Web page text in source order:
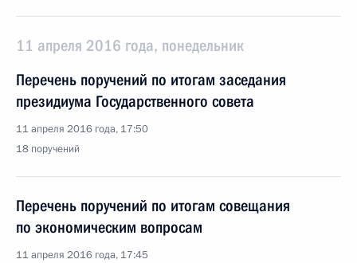
11 апреля 2016 года, понедельник
Перечень поручений по итогам заседания
президиума Государственного совета
11 апреля 2016 года, 17:50
18 поручений
Перечень поручений по итогам совещания
по экономическим вопросам
11 апреля 2016 года, 17:45